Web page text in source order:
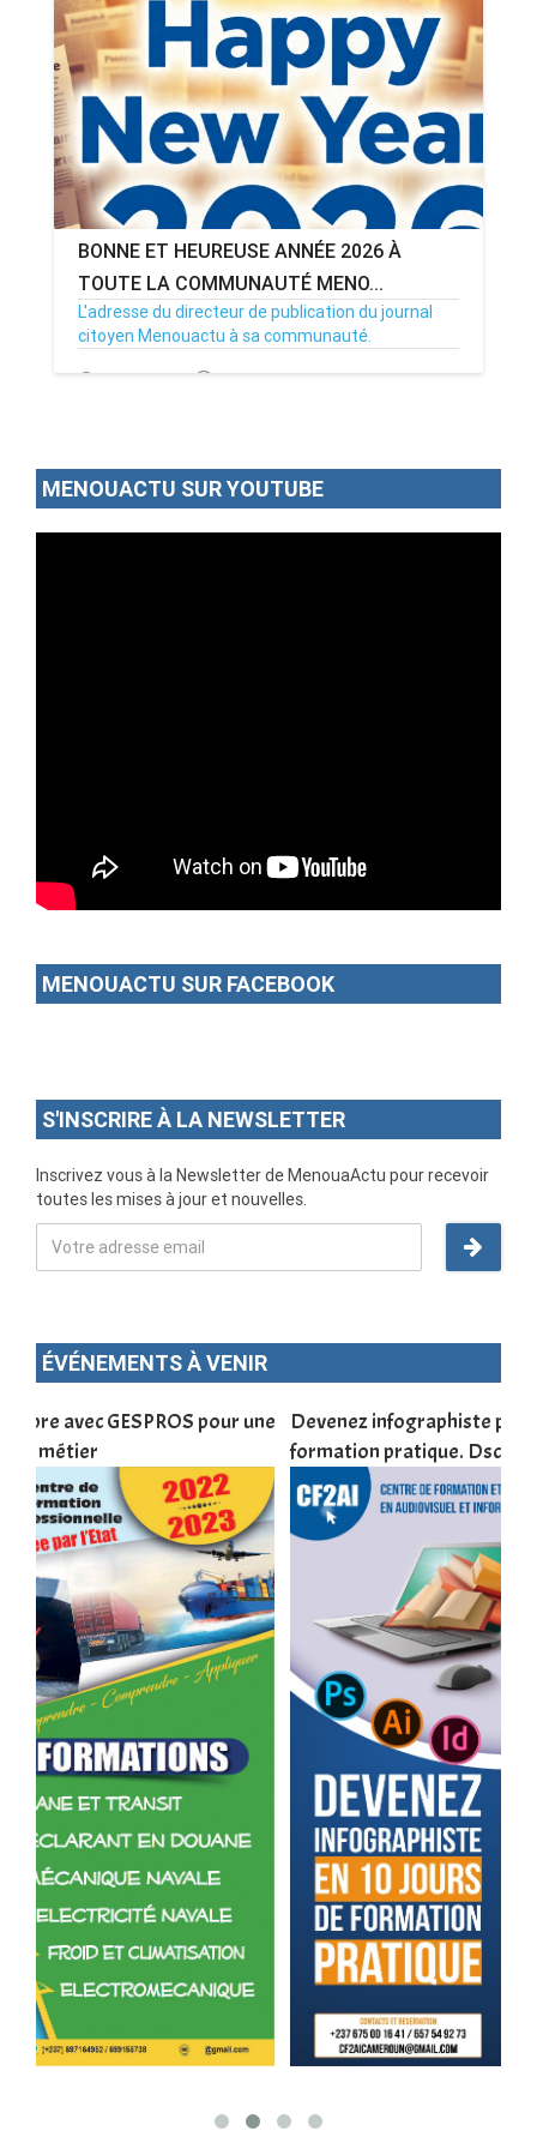
ANNONCE
ART & CULTURE & TRADITION
ASSAINISSEMENT
BREAKING-NEWS
CAMEROUN
PLUS
BONNE ET HEUREUSE ANNÉE 2026 À
TOUTE LA COMMUNAUTÉ MENO...
L'adresse du directeur de publication du journal
citoyen Menouactu à sa communauté.
31/12/25 Par MenouActu 0
MENOUACTU SUR YOUTUBE
MENOUACTU SUR FACEBOOK
S'INSCRIRE À LA NEWSLETTER
Inscrivez vous à la Newsletter de MenouaActu pour recevoir
toutes les mises à jour et nouvelles.
ÉVÉNEMENTS À VENIR
Devenez infographiste professionnel en 10 jours de
formation pratique. Dschang du 17 au 27 janvier 2022